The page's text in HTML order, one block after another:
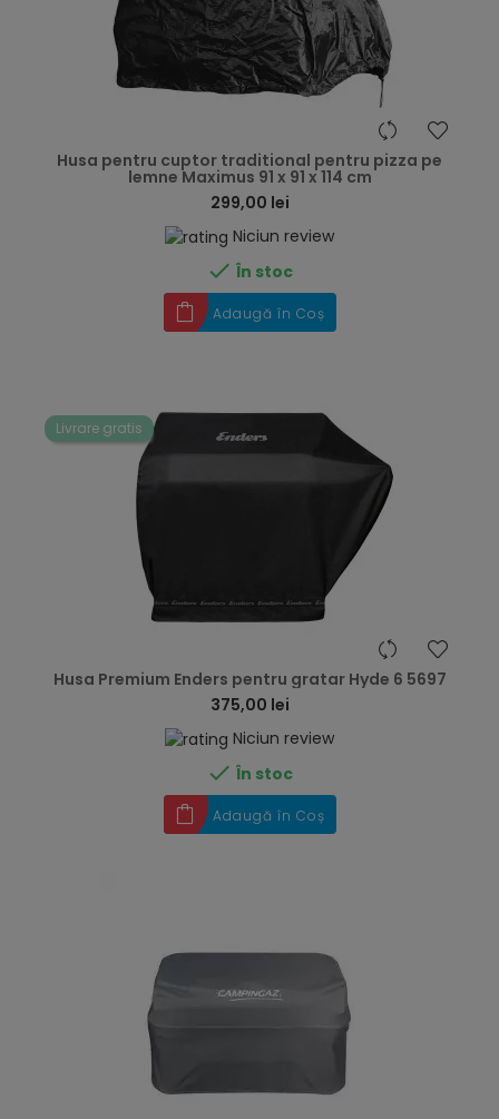
Husa pentru cuptor traditional pentru pizza pe
lemne Maximus 91 x 91 x 114 cm
299,00 lei
Niciun review
 În stoc
Adaugă în Coș
Livrare gratis
Husa Premium Enders pentru gratar Hyde 6 5697
375,00 lei
Niciun review
 În stoc
Adaugă în Coș